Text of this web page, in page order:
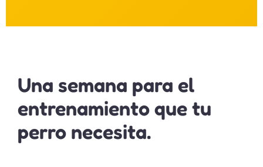
Una semana para el
entrenamiento que tu
perro necesita.